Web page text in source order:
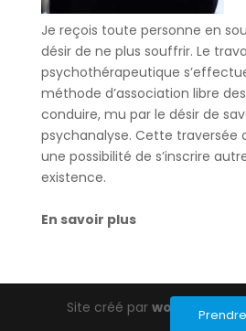
Je reçois toute personne en
désir de ne plus souffrir. Le
psychothérapeutique
méthode d’association libre
conduire, mu par le désir de
psychanalyse. Cette traversée
une possibilité de s’inscrire
existence.
En savoir plus
Site créé parwordpress-